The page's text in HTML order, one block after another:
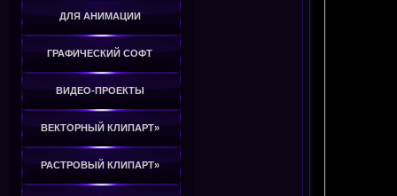
ДЛЯ АНИМАЦИИ
ГРАФИЧЕСКИЙ СОФТ
ВИДЕО-ПРОЕКТЫ
ВЕКТОРНЫЙ КЛИПАРТ»
РАСТРОВЫЙ КЛИПАРТ»